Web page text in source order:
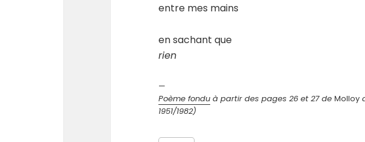
entre mes mains
en sachant que
rien
—
Poème fondu à partir des pages 26 et 27 deMolloy
1951/1982)